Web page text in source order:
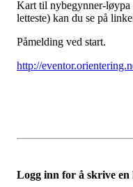
Kart til nybegynner-løypa
letteste) kan du se på
Påmelding ved start.
http://
Logg inn for å skrive en